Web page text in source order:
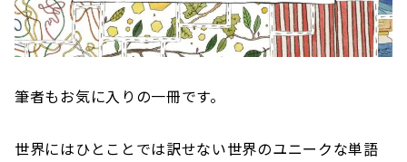
筆者もお気に入りの一冊です。
世界にはひとことでは訳せない世界のユニークな単語